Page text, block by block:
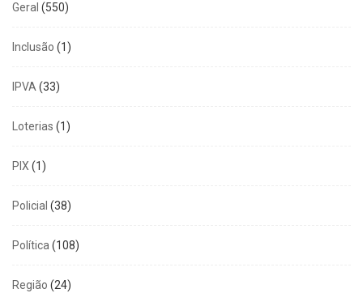
Geral (550)
Inclusão (1)
IPVA(33)
Loterias (1)
PIX (1)
Policial (38)
Política(108)
Região (24)